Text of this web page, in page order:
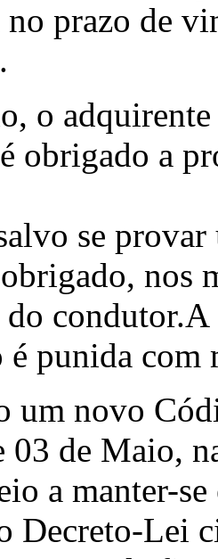
prazo de
o
obrigado a
se
nos
é punida
um novo
03 de Maio,
a manter-
Decreto-Lei